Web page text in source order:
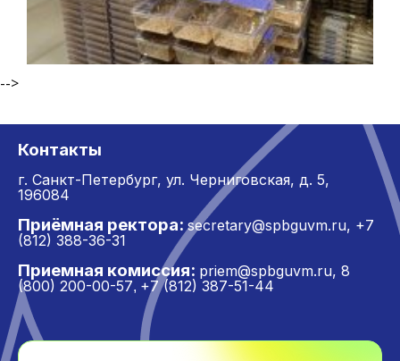
-->
Контакты
г. Санкт-Петербург, ул. Черниговская, д. 5,
196084
Приёмная ректора: secretary@spbguvm.ru, +7
(812) 388-36-31
Приемная комиссия: priem@spbguvm.ru, 8
(800) 200-00-57, +7 (812) 387-51-44